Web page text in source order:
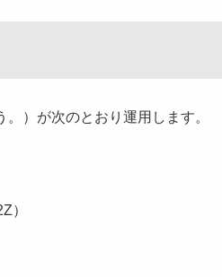
）が次のとおり運用します。
）